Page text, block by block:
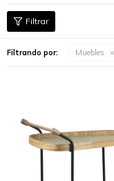
Filtrando por: Muebles